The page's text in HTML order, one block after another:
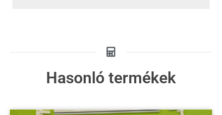
Hasonló termékek